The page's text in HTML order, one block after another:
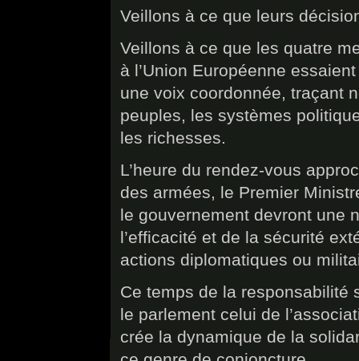
Veillons à ce que leurs
Veillons à ce que les quatre
à l’Union Européenne
une voix coordonnée, traçant
peuples, les systèmes
les richesses.
L’heure du rendez-vous
des armées, le Premier
le gouvernement devront une
l’efficacité et de la sécurité
actions diplomatiques ou
Ce temps de la responsabilité
le parlement celui de
crée la dynamique de la